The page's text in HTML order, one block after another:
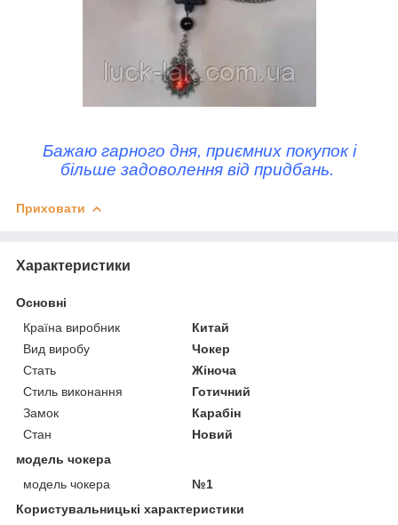
Бажаю гарного дня, приємних покупок і
більше задоволення від придбань.
Приховати
Характеристики
Основні
Країна виробник
Китай
Вид виробу
Чокер
Стать
Жіноча
Стиль виконання
Готичний
Замок
Карабін
Стан
Новий
модель чокера
модель чокера
№1
Користувальницькі характеристики